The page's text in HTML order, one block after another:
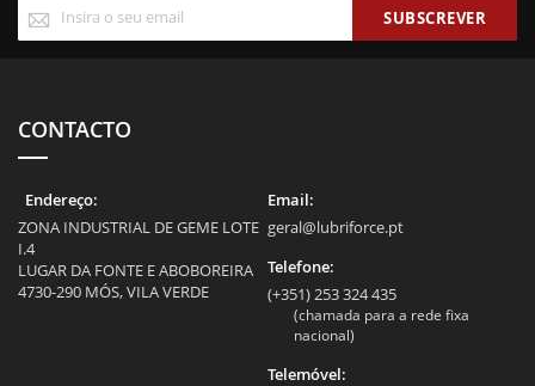
nossa
SUBSCREVER
CONTACTO
Endereço:
ZONA INDUSTRIAL DE GEME LOTE
I.4
LUGAR DA FONTE E ABOBOREIRA
4730-290 MÓS, VILA VERDE
Email:
geral@lubriforce.pt
Telefone:
(+351) 253 324 435
(chamada para a rede fixa
nacional)
Telemóvel: